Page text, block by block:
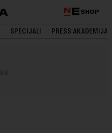
SHOP
SPECIJALI PRESS AKADEMIJA